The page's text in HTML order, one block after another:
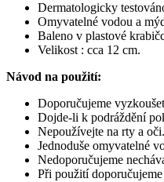
Dermatologicky
Omyvatelné vodou a
Baleno v plastové
Velikost : cca 12 cm.
Návod na použití:
Doporučujeme
Dojde-li k podráždění
Nepoužívejte na rty a
Jednoduše omyvatelné
Nedoporučujeme
Při použití